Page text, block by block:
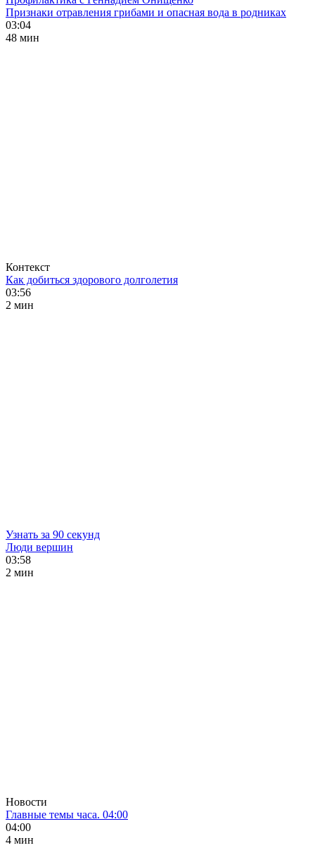
Признаки отравления грибами и опасная вода в родниках
03:04
48 мин
Контекст
Как добиться здорового долголетия
03:56
2 мин
Узнать за 90 секунд
Люди вершин
03:58
2 мин
Новости
Главные темы часа. 04:00
04:00
4 мин